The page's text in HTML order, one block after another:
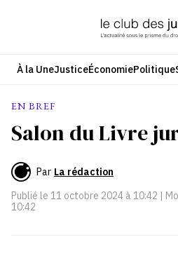
À la UneJusticeÉconomiePolitique
EN BREF
Salon du Livre
Par La rédaction
Publié le 11 octobre 2024 à 10:42 |
10:42